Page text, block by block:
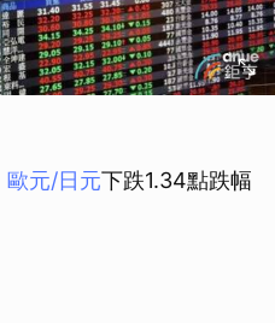
歐元/日元下跌1.34點跌幅